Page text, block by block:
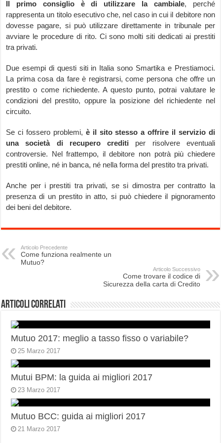
Il primo consiglio è di utilizzare la cambiale, perché
rappresenta un titolo esecutivo che, nel caso in cui il debitore non
dovesse pagare, si può utilizzare direttamente in tribunale per
avviare le procedure di rito. Ci sono molti siti dedicati ai prestiti
tra privati.
Due esempi di questi siti in Italia sono Smartika e Prestiamoci.
La prima cosa da fare è registrarsi, come persona che offre un
prestito o come richiedente. A questo punto, potrai valutare le
condizioni del prestito, oppure la posizione del richiedente nel
circuito.
Se ci fossero problemi, è il sito stesso a offrire il servizio di
una società di recupero crediti per risolvere eventuali
controversie. Nel frattempo, il debitore non potrà più chiedere
prestiti online, né in banca, né nella forma del prestito tra privati.
Anche per i prestiti tra privati, se si dimostra per contratto la
presenza di un prestito in atto, si può chiedere il pignoramento
dei beni del debitore.
Articolo Precedente
Come funziona realmente un
Mutuo?
Articolo Successivo
Come trovare il codice di
Sicurezza della carta di Credito
Articoli correlati
Mutuo 2017: meglio a tasso fisso o variabile?
25 Marzo 2017
Mutui BPM: la guida ai migliori 2017
23 Marzo 2017
Mutuo BCC: guida ai migliori 2017
21 Marzo 2017